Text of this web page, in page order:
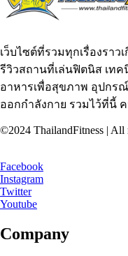
เว็บไซต์ที่รวมทุกเรื่องรา
รีวิวสถานที่เล่นฟิตนิส เทค
อาหารเพื่อสุขภาพ อุปกร
ออกกำลังกาย รวมไว้ที่นี้
©2024 ThailandFitness | All
Facebook
Instagram
Twitter
Youtube
Company